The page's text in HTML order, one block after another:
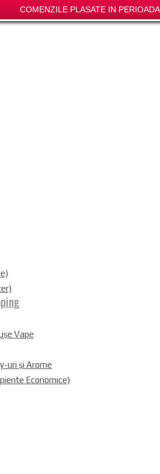
COMENZILE PLASATE IN
Vape
uri și Arome
Economice)